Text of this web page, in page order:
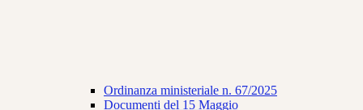
Ordinanza ministeriale n. 67/2025
Documenti del 15 Maggio